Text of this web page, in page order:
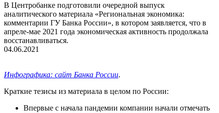
В Центробанке подготовили очередной выпуск
аналитического материала «Региональная экономика:
комментарии ГУ Банка России», в котором заявляется, что в
апреле-мае 2021 года экономическая активность продолжала
восстанавливаться.
04.06.2021
Инфографика: сайт Банка России.
Краткие тезисы из материала в целом по России:
Впервые с начала пандемии компании начали отмечать